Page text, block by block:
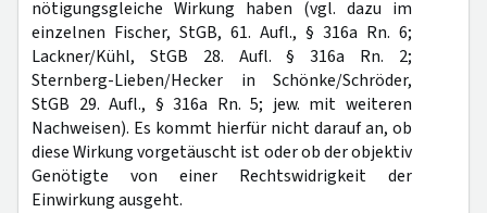
nötigungsgleiche Wirkung haben (vgl. dazu im
einzelnen Fischer, StGB, 61. Aufl., § 316a Rn. 6;
Lackner/Kühl, StGB 28. Aufl. § 316a Rn. 2;
Sternberg-Lieben/Hecker in Schönke/Schröder,
StGB 29. Aufl., § 316a Rn. 5; jew. mit weiteren
Nachweisen). Es kommt hierfür nicht darauf an, ob
diese Wirkung vorgetäuscht ist oder ob der objektiv
Genötigte von einer Rechtswidrigkeit der
Einwirkung ausgeht.